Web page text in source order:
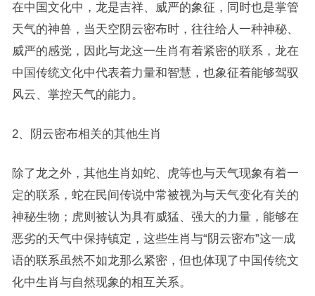
在中国文化中，龙是吉祥、威严的象征，同时也是掌管
天气的神兽，当天空阴云密布时，往往给人一种神秘、
威严的感觉，因此与龙这一生肖有着紧密的联系，龙在
中国传统文化中代表着力量和智慧，也象征着能够驾驭
风云、掌控天气的能力。
2、阴云密布相关的其他生肖
除了龙之外，其他生肖如蛇、虎等也与天气现象有着一
定的联系，蛇在民间传说中常被视为与天气变化有关的
神秘生物；虎则被认为具有威猛、强大的力量，能够在
恶劣的天气中保持镇定，这些生肖与“阴云密布”这一成
语的联系虽然不如龙那么紧密，但也体现了中国传统文
化中生肖与自然现象的相互关系。